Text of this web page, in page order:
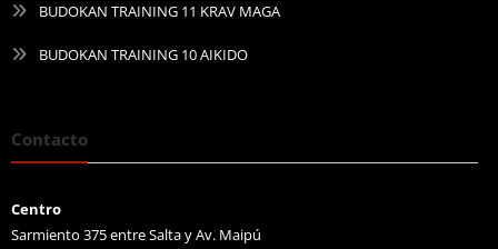
BUDOKAN TRAINING 11 KRAV MAGA
BUDOKAN TRAINING 10 AIKIDO
Contacto
Centro
Sarmiento 375 entre Salta y Av. Maipú